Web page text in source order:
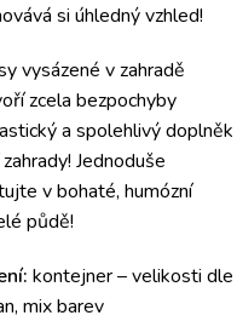
si úhledný vzhled!
vysázené v zahradě
zcela bezpochyby
a spolehlivý doplněk
Jednoduše
v bohaté, humózní
půdě!
kontejner – velikosti dle
mix barev